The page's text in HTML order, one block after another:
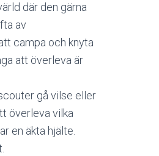
där den gärna
av
campa och knyta
att överleva är
gå vilse eller
överleva vilka
en äkta hjälte.